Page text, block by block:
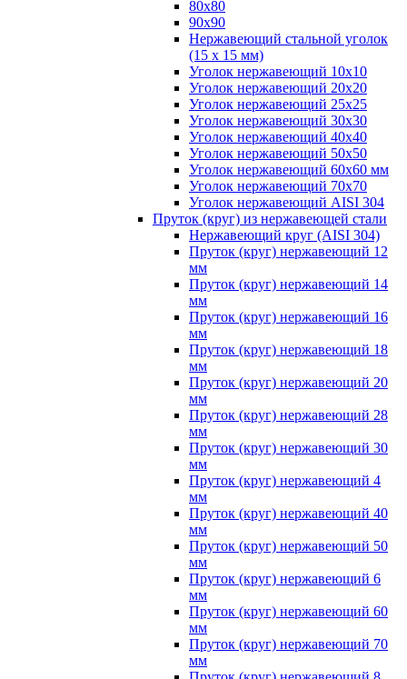
80х80
90х90
Нержавеющий стальной уголок
(15 х 15 мм)
Уголок нержавеющий 10х10
Уголок нержавеющий 20х20
Уголок нержавеющий 25х25
Уголок нержавеющий 30х30
Уголок нержавеющий 40х40
Уголок нержавеющий 50х50
Уголок нержавеющий 60х60 мм
Уголок нержавеющий 70х70
Уголок нержавеющий AISI 304
Пруток (круг) из нержавеющей стали
Нержавеющий круг (AISI 304)
Пруток (круг) нержавеющий 12
мм
Пруток (круг) нержавеющий 14
мм
Пруток (круг) нержавеющий 16
мм
Пруток (круг) нержавеющий 18
мм
Пруток (круг) нержавеющий 20
мм
Пруток (круг) нержавеющий 28
мм
Пруток (круг) нержавеющий 30
мм
Пруток (круг) нержавеющий 4
мм
Пруток (круг) нержавеющий 40
мм
Пруток (круг) нержавеющий 50
мм
Пруток (круг) нержавеющий 6
мм
Пруток (круг) нержавеющий 60
мм
Пруток (круг) нержавеющий 70
мм